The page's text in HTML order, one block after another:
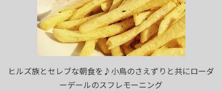
ヒルズ族とセレブな朝食を♪小鳥のさえずりと共にローダ
ーデールのスフレモーニング